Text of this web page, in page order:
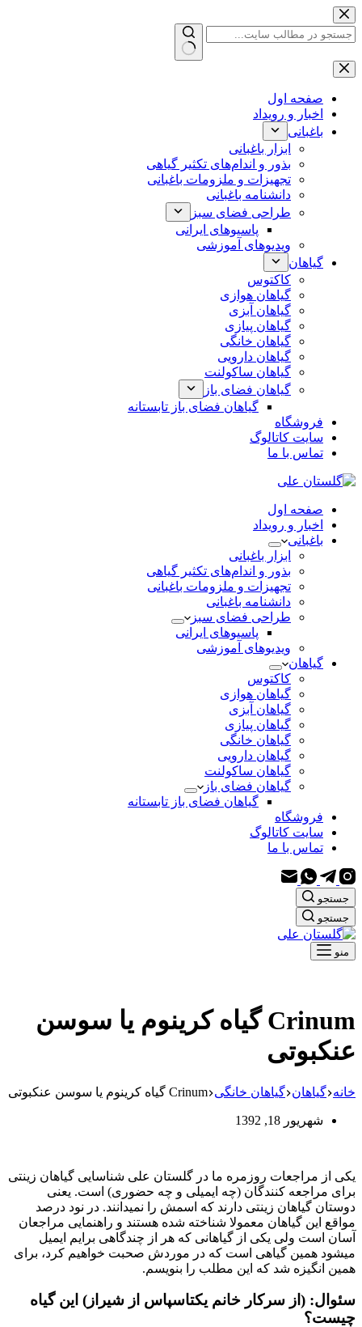
پرش
به
محتوا
بدون
صفحه اول
اخبار و رویداد
باغبانی
ابزار باغبانی
بذور و اندام‌های تکثیر گیاهی
تجهیزات و ملزومات باغبانی
دانشنامه باغبانی
طراحی فضای سبز
پاسیوهای ایرانی
ویدیوهای آموزشی
گیاهان
کاکتوس
گیاهان هوازی
گیاهان آبزی
گیاهان پیازی
گیاهان خانگی
گیاهان دارویی
گیاهان ساکولنت
گیاهان فضای باز
گیاهان فضای باز تابستانه
فروشگاه
سایت کاتالوگ
تماس با ما
صفحه اول
اخبار و رویداد
باغبانی
ابزار باغبانی
بذور و اندام‌های تکثیر گیاهی
تجهیزات و ملزومات باغبانی
دانشنامه باغبانی
طراحی فضای سبز
پاسیوهای ایرانی
ویدیوهای آموزشی
گیاهان
کاکتوس
گیاهان هوازی
گیاهان آبزی
گیاهان پیازی
گیاهان خانگی
گیاهان دارویی
گیاهان ساکولنت
گیاهان فضای باز
گیاهان فضای باز تابستانه
فروشگاه
سایت کاتالوگ
تماس با ما
جستجو
جستجو
منو
Crinum گیاه کرینوم یا سوسن
عنکبوتی
خانه گیاهان گیاهان خانگی Crinum گیاه کرینوم یا سوسن عنکبوتی
شهریور 18, 1392
یکی از مراجعات روزمره ما در گلستان علی شناسایی گیاهان زینتی
برای مراجعه کنندگان (چه ایمیلی و چه حضوری) است. یعنی
دوستان گیاهان زینتی دارند که اسمش را نمیدانند. در نود درصد
مواقع این گیاهان معمولا شناخته شده هستند و راهنمایی مراجعان
آسان است ولی یکی از گیاهانی که هر از چندگاهی برایم ایمیل
میشود همین گیاهی است که در موردش صحبت خواهیم کرد، برای
همین انگیزه شد که این مطلب را بنویسم.
سئوال: (از سرکار خانم یکتاسپاس از شیراز) این گیاه
چیست؟